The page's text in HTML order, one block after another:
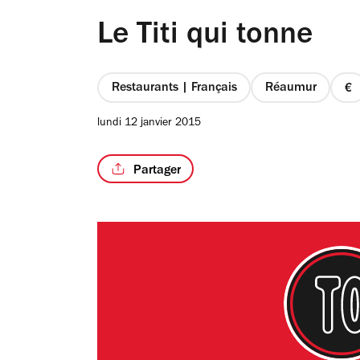
Le Titi qui tonne
Restaurants | Français Réaumur
lundi 12 janvier 2015
Partager